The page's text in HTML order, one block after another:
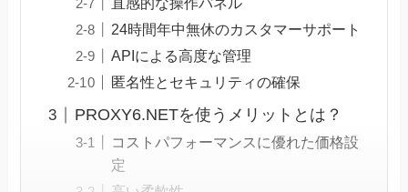
24時間年中無休のカスタマーサポート
APIによる高度な管理
匿名性とセキュリティの確保
PROXY6.NETを使うメリットとは？
コストパフォーマンスに優れた価格設
定